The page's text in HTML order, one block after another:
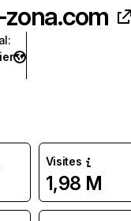
:
Visites
1,98 M